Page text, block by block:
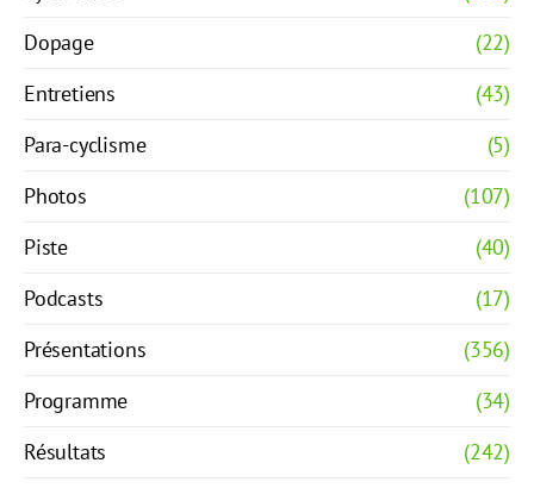
Dopage
(22)
Entretiens
(43)
Para-cyclisme
(5)
Photos
(107)
Piste
(40)
Podcasts
(17)
Présentations
(356)
Programme
(34)
Résultats
(242)